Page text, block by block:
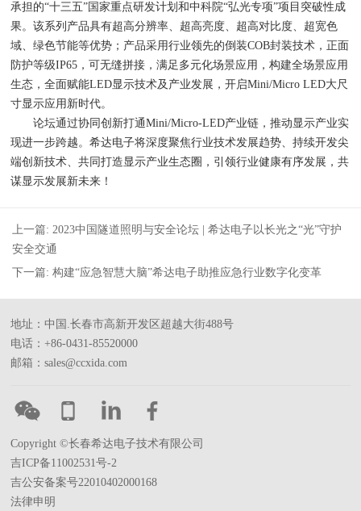
承担的“十三五”国家重点研发计划和中科院“弘光专项”项目突破性成
果。该系列产品具有超高分辨率、超高亮度、超高对比度、超宽色
域、绿色节能等优势；产品采用行业领先的倒装COB封装技术，正面
防护等级IP65，可无缝拼接，满足多元化场景应用，构建全场景应用
生态，全面赋能LED显示技术及产业发展，开启Mini/Micro LED大尺
寸显示应用新时代。
论坛通过协同创新打通Mini/Micro-LED产业链，推动显示产业实
现进一步跨越。希达电子将深度聚焦行业技术发展趋势、持续开发尖
端创新技术、共同打造显示产业生态圈，引领行业健康有序发展，共
谋显示发展新未来！
上一篇: 2023中国隧道照明与安全论坛 | 希达电子以长光之“光”守护
安全交通
下一篇: 构建“应急智慧大脑”希达电子助推应急行业数字化变革
地址：中国.长春市高新开发区超越大街488号
电话：+86-0431-85520000
邮箱：sales@ccxida.com
Copyright ©长春希达电子技术有限公司
吉ICP备11002531号-2
吉公安备案号22010402000168
法律申明